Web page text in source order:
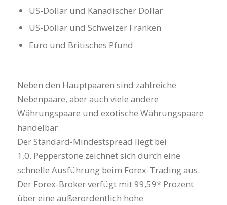
US-Dollar und Kanadischer Dollar
US-Dollar und Schweizer Franken
Euro und Britisches Pfund
Neben den Hauptpaaren sind zahlreiche
Nebenpaare, aber auch viele andere
Währungspaare und exotische Währungspaare
handelbar.
Der Standard-Mindestspread liegt bei
1,0. Pepperstone zeichnet sich durch eine
schnelle Ausführung beim Forex-Trading aus.
Der Forex-Broker verfügt mit 99,59* Prozent
über eine außerordentlich hohe